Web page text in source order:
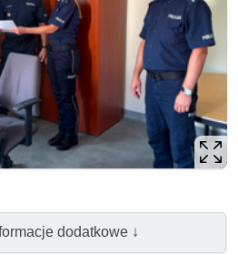
dodatkowe ↓